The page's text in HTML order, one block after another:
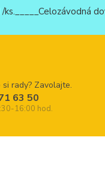
rady? Zavolajte.
63 50
16:00 hod.